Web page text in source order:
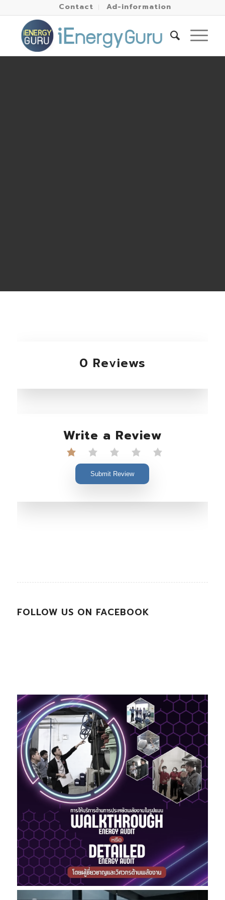
Contact Ad-information
0 Reviews
Write a Review
Submit Review
FOLLOW US ON FACEBOOK